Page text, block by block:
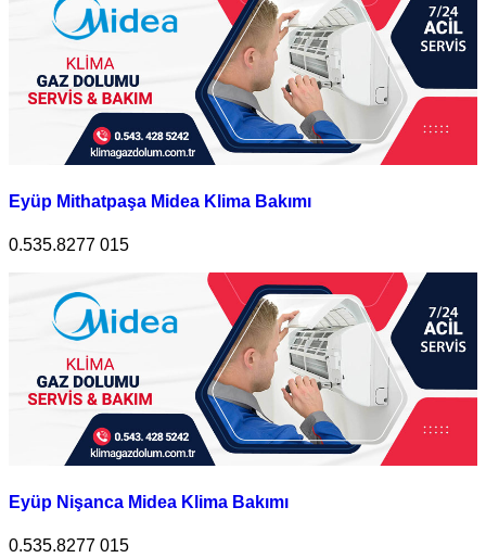
Eyüp Mithatpaşa Midea Klima Bakımı
0.535.8277 015
Eyüp Nişanca Midea Klima Bakımı
0.535.8277 015